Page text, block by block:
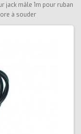
jack mâle 1m pour ruban
à souder